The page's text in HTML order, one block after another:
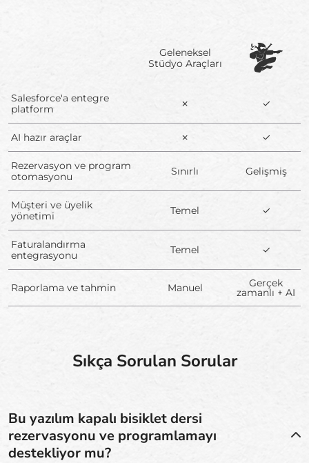
Geleneksel
Stüdyo Araçları
Salesforce'a entegre
platform
✗ ✓
AI hazır araçlar ✗ ✓
Rezervasyon ve program
otomasyonu
Sınırlı Gelişmiş
Müşteri ve üyelik
yönetimi
Temel ✓
Faturalandırma
entegrasyonu
Temel ✓
Raporlama ve tahmin Manuel Gerçek
zamanlı + AI
Sıkça Sorulan Sorular
Bu yazılım kapalı bisiklet dersi
rezervasyonu ve programlamayı
destekliyor mu?